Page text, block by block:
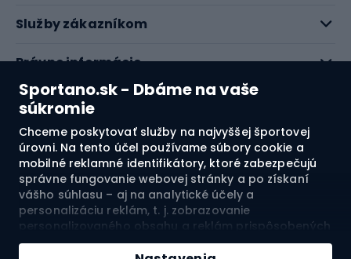
Sportano.sk - Dbáme na vaše
súkromie
Chceme poskytovať služby na najvyššej športovej
úrovni. Na tento účel používame súbory cookie a
mobilné reklamné identifikátory, ktoré zabezpečujú
správne fungovanie webovej stránky a po získaní
vášho súhlasu – aj na analytické účely a
personalizáciu reklám, t. j. zobrazovanie
personalizovaného obsahu a reklám prispôsobených
vašim záujmom a meranie ich účinnosti. Súbory
Pridať do košíka
Služby zákazníkom
Právne informácie
O nás
Pozrite si naše recenzie
4.7